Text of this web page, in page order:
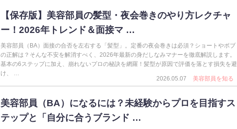
【保存版】美容部員の髪型・夜会巻きのやり方レクチャ
ー！2026年トレンド＆面接マ …
美容部員（BA）面接の合否を左右する「髪型」。定番の夜会巻きは必須？ショートやボブ
の正解は？そんな不安を解消すべく、2026年最新の身だしなみマナーを徹底解説します。
基本の6ステップに加え、崩れないプロの秘訣を網羅！髪型が原因で評価を落とす損失を避
け、 …
2026.05.07
美容部員を知る
美容部員（BA）になるには？未経験からプロを目指すス
テップと「自分に合うブランド …